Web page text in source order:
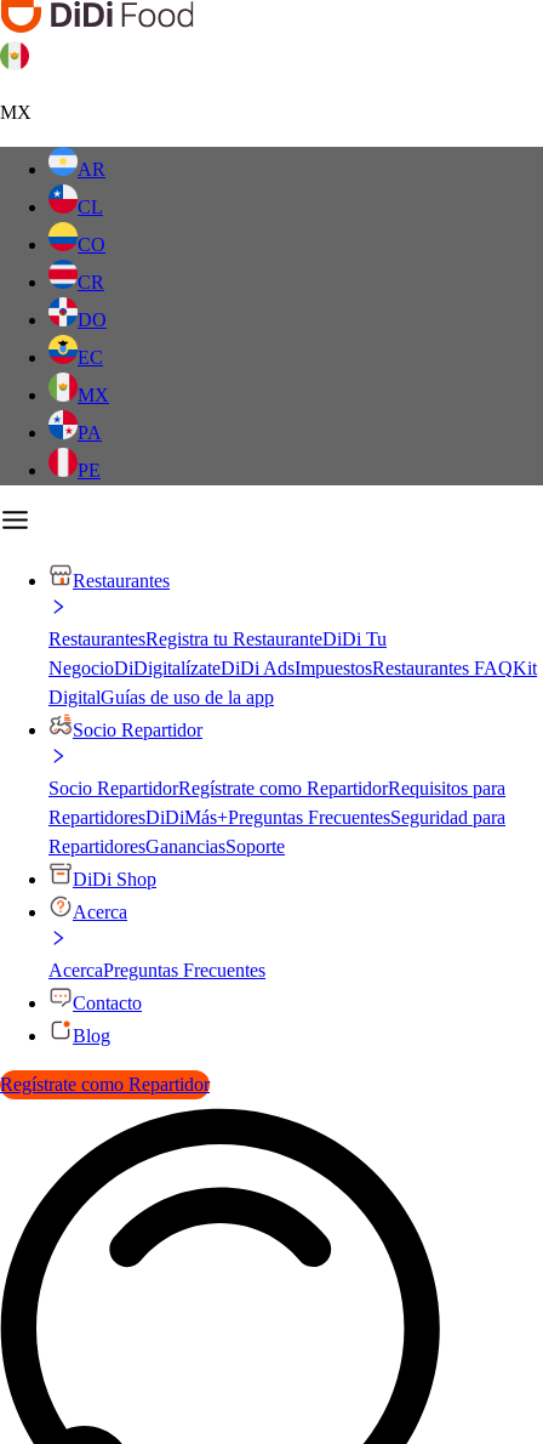
MX
AR
CL
CO
CR
DO
EC
MX
PA
PE
Restaurantes
RestaurantesRegistra tu RestauranteDiDi Tu
NegocioDiDigitalízateDiDi AdsImpuestosRestaurantes FAQKit
DigitalGuías de uso de la app
Socio Repartidor
Socio RepartidorRegístrate como RepartidorRequisitos para
RepartidoresDiDiMás+Preguntas FrecuentesSeguridad para
RepartidoresGananciasSoporte
DiDi Shop
Acerca
AcercaPreguntas Frecuentes
Contacto
Blog
Regístrate como Repartidor